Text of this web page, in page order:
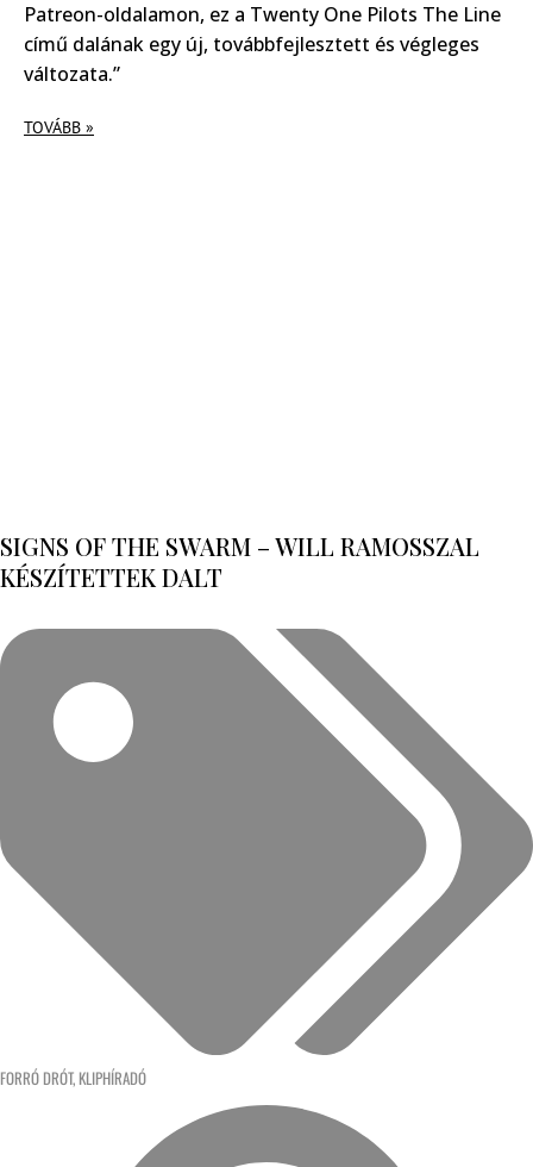
Patreon-oldalamon, ez a Twenty One Pilots The Line
című dalának egy új, továbbfejlesztett és végleges
változata.”
TOVÁBB »
SIGNS OF THE SWARM – WILL RAMOSSZAL
KÉSZÍTETTEK DALT
FORRÓ DRÓT, KLIPHÍRADÓ